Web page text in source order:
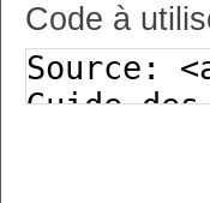
Code à